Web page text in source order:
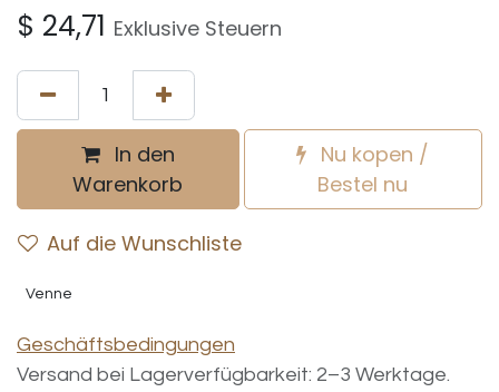
$ 24,71 Exklusive Steuern
In den
Warenkorb
Nu kopen /
Bestel nu
Auf die Wunschliste
Venne
Geschäftsbedingungen
Versand bei Lagerverfügbarkeit: 2–3 Werktage.